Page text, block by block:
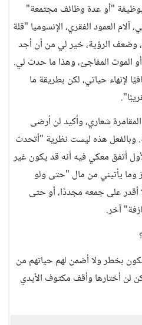
بوظيفة "أو عدة وظائف مجتمعة"
العمود الفقري، الإنسوميا "قلة
وضعف الرؤية، خير لي من أن أجد
الموت المفاجئ، وهذا ما حدث لي.
لإنهاء حياتي، لكن بطريقة ما
المقامرة شعاري، وأكيد لن أرضى
وبالفعل هذه ليست نظرية "أتحدث
أتفق معكي فيه أنه قد يكون غير
يأتيني من مال "حتى ولو
أقدر على جمعه مجددًا، أو حتى
آخر.
بخطر ولا أضمن لهم حياتهم من
لن أختارها وأقف مكتوف الأيدي